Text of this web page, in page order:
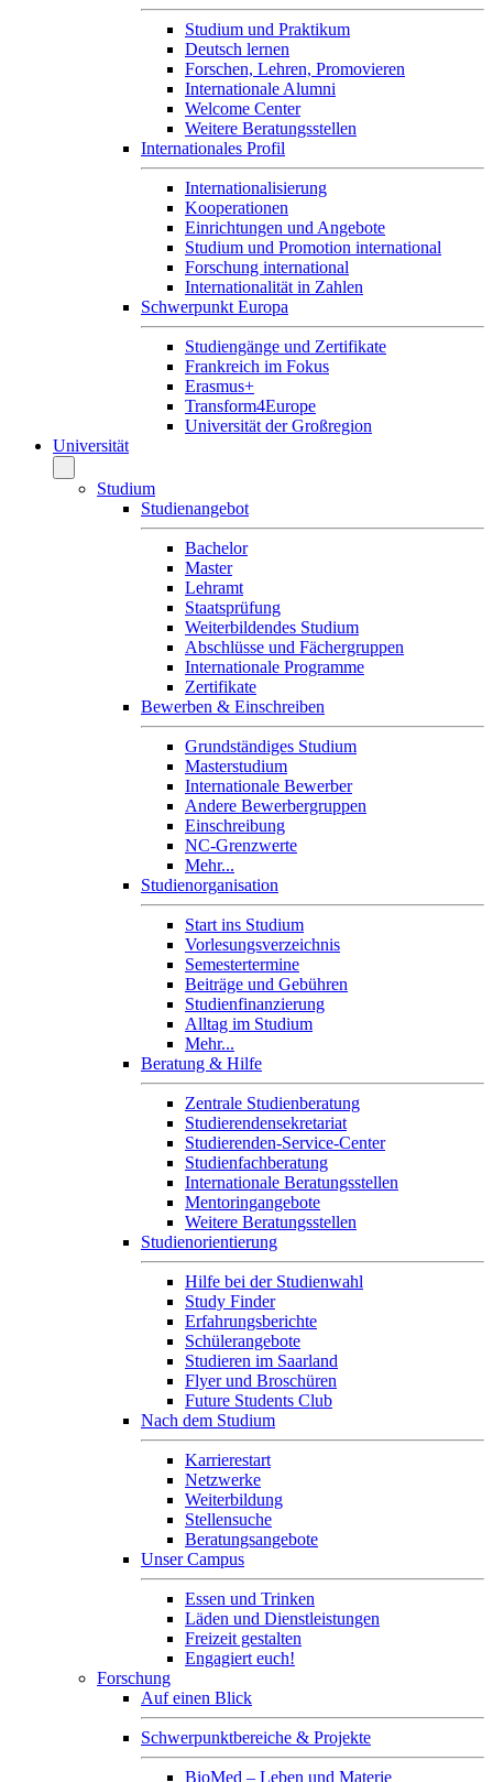
Studium und Praktikum
Deutsch lernen
Forschen, Lehren, Promovieren
Internationale Alumni
Welcome Center
Weitere Beratungsstellen
Internationales Profil
Internationalisierung
Kooperationen
Einrichtungen und Angebote
Studium und Promotion international
Forschung international
Internationalität in Zahlen
Schwerpunkt Europa
Studiengänge und Zertifikate
Frankreich im Fokus
Erasmus+
Transform4Europe
Universität der Großregion
Universität
Studium
Studienangebot
Bachelor
Master
Lehramt
Staatsprüfung
Weiterbildendes Studium
Abschlüsse und Fächergruppen
Internationale Programme
Zertifikate
Bewerben & Einschreiben
Grundständiges Studium
Masterstudium
Internationale Bewerber
Andere Bewerbergruppen
Einschreibung
NC-Grenzwerte
Mehr...
Studienorganisation
Start ins Studium
Vorlesungsverzeichnis
Semestertermine
Beiträge und Gebühren
Studienfinanzierung
Alltag im Studium
Mehr...
Beratung & Hilfe
Zentrale Studienberatung
Studierendensekretariat
Studierenden-Service-Center
Studienfachberatung
Internationale Beratungsstellen
Mentoringangebote
Weitere Beratungsstellen
Studienorientierung
Hilfe bei der Studienwahl
Study Finder
Erfahrungsberichte
Schülerangebote
Studieren im Saarland
Flyer und Broschüren
Future Students Club
Nach dem Studium
Karrierestart
Netzwerke
Weiterbildung
Stellensuche
Beratungsangebote
Unser Campus
Essen und Trinken
Läden und Dienstleistungen
Freizeit gestalten
Engagiert euch!
Forschung
Auf einen Blick
Schwerpunktbereiche & Projekte
BioMed – Leben und Materie